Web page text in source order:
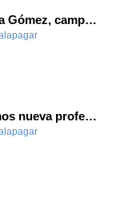
Podcast 25/26 - Sandra Gómez, campeona de Enduro
-
Podcast 25/26 - Tenemos nueva profesora de Griego ¿Conoces a María Eugenia?
-